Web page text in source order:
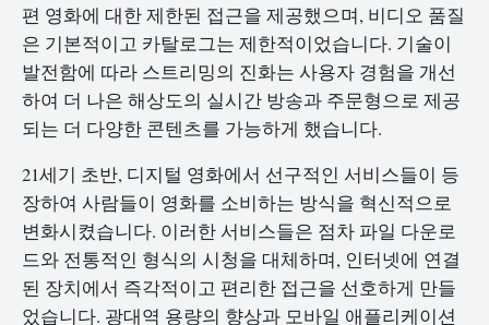
편 영화에 대한 제한된 접근을 제공했으며, 비디오 품질
은 기본적이고 카탈로그는 제한적이었습니다. 기술이
발전함에 따라 스트리밍의 진화는 사용자 경험을 개선
하여 더 나은 해상도의 실시간 방송과 주문형으로 제공
되는 더 다양한 콘텐츠를 가능하게 했습니다.
21세기 초반, 디지털 영화에서 선구적인 서비스들이 등
장하여 사람들이 영화를 소비하는 방식을 혁신적으로
변화시켰습니다. 이러한 서비스들은 점차 파일 다운로
드와 전통적인 형식의 시청을 대체하며, 인터넷에 연결
된 장치에서 즉각적이고 편리한 접근을 선호하게 만들
었습니다. 광대역 용량의 향상과 모바일 애플리케이션